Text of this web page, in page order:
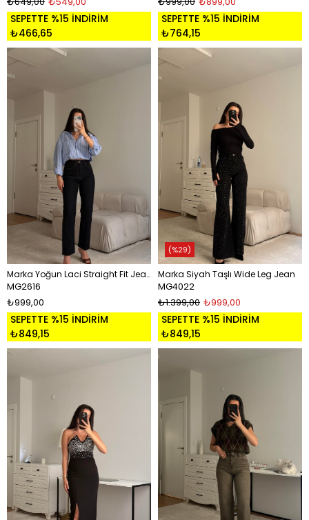
SEPETTE %15 İNDİRİM
₺466,65
SEPETTE %15 İNDİRİM
₺764,15
Marka Yoğun Laci Straight Fit Jean
MG2616
₺999,00
SEPETTE %15 İNDİRİM
₺849,15
Marka Siyah Taşlı Wide Leg Jean
MG4022
₺999,00
₺1.399,00
SEPETTE %15 İNDİRİM
₺849,15
%29